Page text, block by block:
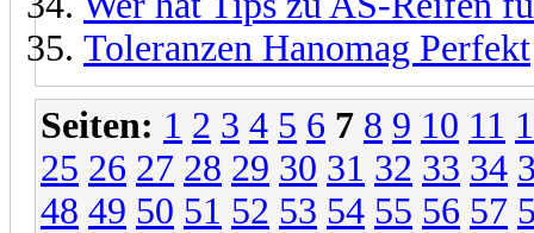
Toleranzen Hanomag Perfekt
Seiten: 1 2 3 4 5 6 7 8 9 10 11
25 26 27 28 29 30 31 32 33 34
48 49 50 51 52 53 54 55 56 57